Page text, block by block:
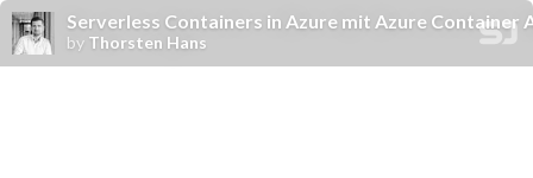
Serverless Containers in Azure mit Azure Container
by Thorsten Hans